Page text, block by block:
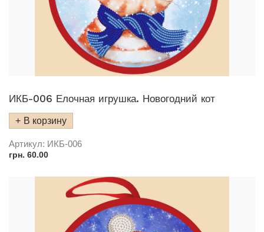
ИКБ-006 Елочная игрушка. Новогодний кот
В корзину
Артикул: ИКБ-006
грн. 60.00